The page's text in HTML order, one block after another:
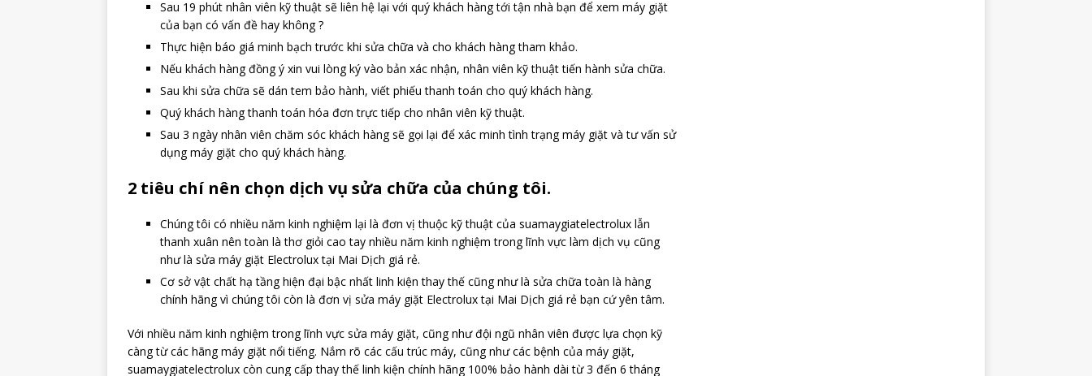
Sau 19 phút nhân viên kỹ thuật sẽ liên hệ lại với quý khách hàng tới tận nhà bạn để xem máy giặt
của bạn có vấn đề hay không ?
Thực hiện báo giá minh bạch trước khi sửa chữa và cho khách hàng tham khảo.
Nếu khách hàng đồng ý xin vui lòng ký vào bản xác nhận, nhân viên kỹ thuật tiến hành sửa chữa.
Sau khi sửa chữa sẽ dán tem bảo hành, viết phiếu thanh toán cho quý khách hàng.
Quý khách hàng thanh toán hóa đơn trực tiếp cho nhân viên kỹ thuật.
Sau 3 ngày nhân viên chăm sóc khách hàng sẽ gọi lại để xác minh tình trạng máy giặt và tư vấn sử
dụng máy giặt cho quý khách hàng.
2 tiêu chí nên chọn dịch vụ sửa chữa của chúng tôi.
Chúng tôi có nhiều năm kinh nghiệm lại là đơn vị thuộc kỹ thuật của suamaygiatelectrolux lẫn
thanh xuân nên toàn là thơ giỏi cao tay nhiều năm kinh nghiệm trong lĩnh vực làm dịch vụ cũng
như là sửa máy giặt Electrolux tại Mai Dịch giá rẻ.
Cơ sở vật chất hạ tầng hiện đại bậc nhất linh kiện thay thế cũng như là sửa chữa toàn là hàng
chính hãng vì chúng tôi còn là đơn vị sửa máy giặt Electrolux tại Mai Dịch giá rẻ bạn cứ yên tâm.
Với nhiều năm kinh nghiệm trong lĩnh vực sửa máy giặt, cũng như đội ngũ nhân viên được lựa chọn kỹ
càng từ các hãng máy giặt nổi tiếng. Nắm rõ các cấu trúc máy, cũng như các bệnh của máy giặt,
suamaygiatelectrolux còn cung cấp thay thế linh kiện chính hãng 100% bảo hành dài từ 3 đến 6 tháng